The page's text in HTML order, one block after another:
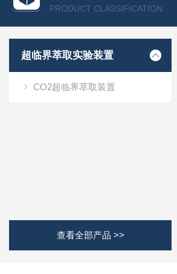
PRODUCT CLASSIFICATION
超临界萃取实验装置
CO2超临界萃取装置
查看全部产品 >>